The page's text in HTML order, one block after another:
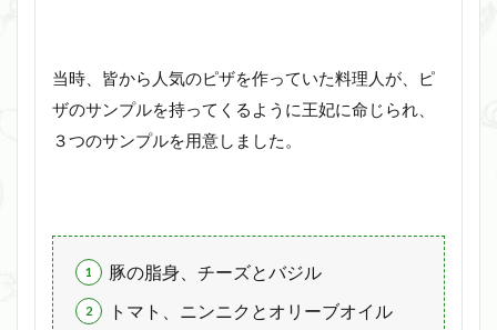
当時、皆から人気のピザを作っていた料理人が、ピ
ザのサンプルを持ってくるように王妃に命じられ、
３つのサンプルを用意しました。
豚の脂身、チーズとバジル
トマト、ニンニクとオリーブオイル